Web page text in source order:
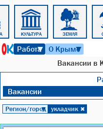
КУЛЬТУРА ЗЕМЛЯ
Работа
▼ О Крыме
▼
Вакансии в
Вакансии
Регион/город
▼ укладчик ✖